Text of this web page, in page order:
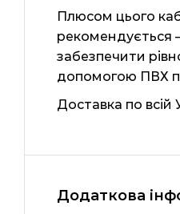
Плюсом цього
рекомендується
забезпечити
допомогою ПВХ
Доставка по всій
Додаткова